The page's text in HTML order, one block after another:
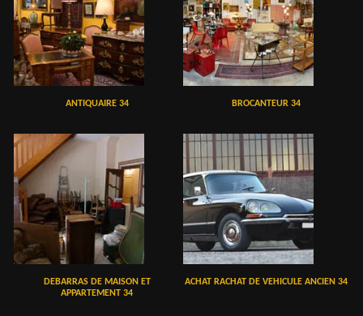
ANTIQUAIRE 34 BROCANTEUR 34
DEBARRAS DE MAISON ET
APPARTEMENT 34
ACHAT RACHAT DE VEHICULE ANCIEN 34